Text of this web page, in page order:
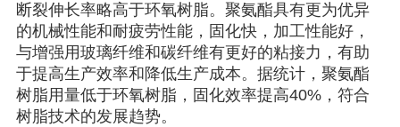
断裂伸长率略高于环氧树脂。聚氨酯具有更为优异
的机械性能和耐疲劳性能，固化快，加工性能好，
与增强用玻璃纤维和碳纤维有更好的粘接力，有助
于提高生产效率和降低生产成本。据统计，聚氨酯
树脂用量低于环氧树脂，固化效率提高40%，符合
树脂技术的发展趋势。